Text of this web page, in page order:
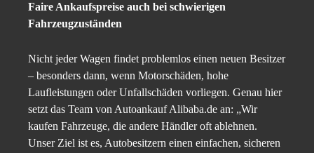
Faire Ankaufspreise auch bei schwierigen
Fahrzeugzuständen
Nicht jeder Wagen findet problemlos einen neuen Besitzer
– besonders dann, wenn Motorschäden, hohe
Laufleistungen oder Unfallschäden vorliegen. Genau hier
setzt das Team von Autoankauf Alibaba.de an: „Wir
kaufen Fahrzeuge, die andere Händler oft ablehnen.
Unser Ziel ist es, Autobesitzern einen einfachen, sicheren